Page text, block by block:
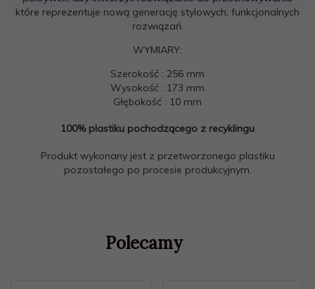
które reprezentuje nową generację stylowych, funkcjonalnych
rozwiązań.
WYMIARY:
Szerokość : 256 mm
Wysokość : 173 mm
Głębokość : 10 mm
100% plastiku pochodzącego z recyklingu
Produkt wykonany jest z przetworzonego plastiku
pozostałego po procesie produkcyjnym.
Polecamy